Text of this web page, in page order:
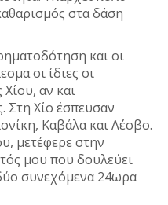
στα δάση
και οι
οι ίδιες οι
αν και
Στη Χίο έσπευσαν
Καβάλα και Λέσβο.
μετέφερε στην
μου που δουλεύει
συνεχόμενα 24ωρα